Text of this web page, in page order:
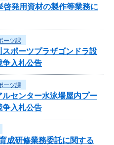
発用資材の製作等業務に
ーツ課
スポーツプラザゴンドラ設
争入札公告
ーツ課
ルセンター水泳場屋内プー
争入札公告
成研修業務委託に関する